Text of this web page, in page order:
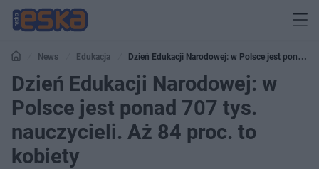
News Edukacja
Dzień Edukacji Narodowej: w Polsce jest ponad
707 tys. nauczycieli. Aż 84 proc. to kobiety
Dzień Edukacji Narodowej: w
Polsce jest ponad 707 tys.
nauczycieli. Aż 84 proc. to
kobiety